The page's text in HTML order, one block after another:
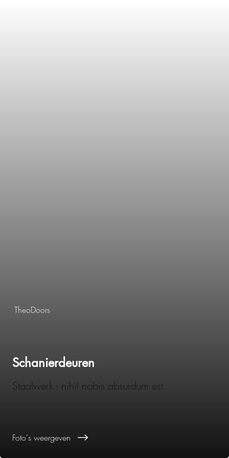
Foto's weergeven
TheoDoors
Staalwerk - nihil nobis absurdum est
Schanierdeuren